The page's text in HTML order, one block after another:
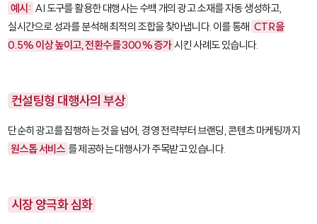
예시: AI 도구를 활용한 대행사는 수백 개의 광고 소재를 자동 생성하고,
실시간으로 성과를 분석해 최적의 조합을 찾아냅니다. 이를 통해 CTR을
0.5% 이상 높이고, 전환수를 300% 증가시킨 사례도 있습니다.
컨설팅형 대행사의 부상
단순히 광고를 집행하는 것을 넘어, 경영 전략부터 브랜딩, 콘텐츠 마케팅까지
원스톱 서비스 를 제공하는 대행사가 주목받고 있습니다.
시장 양극화 심화